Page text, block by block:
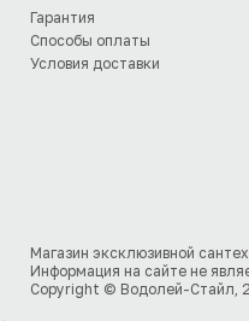
Гарантия
Способы оплаты
Условия доставки
Магазин эксклюзивной
Информация на сайте не
Copyright © Водолей-Стайл,